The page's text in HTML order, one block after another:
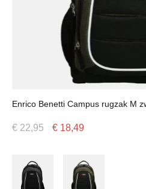
Enrico Benetti Campus rugzak M
€ 22,95 € 18,49